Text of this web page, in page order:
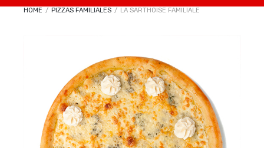
HOME / PIZZAS FAMILIALES / LA SARTHOISE FAMILIALE